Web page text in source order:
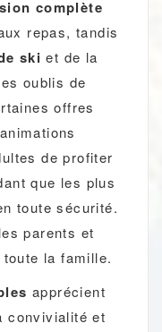
complète
repas, tandis
ski et de la
oublis de
offres
de profiter
que les plus
toute sécurité.
parents et
la famille.
apprécient
convivialité et